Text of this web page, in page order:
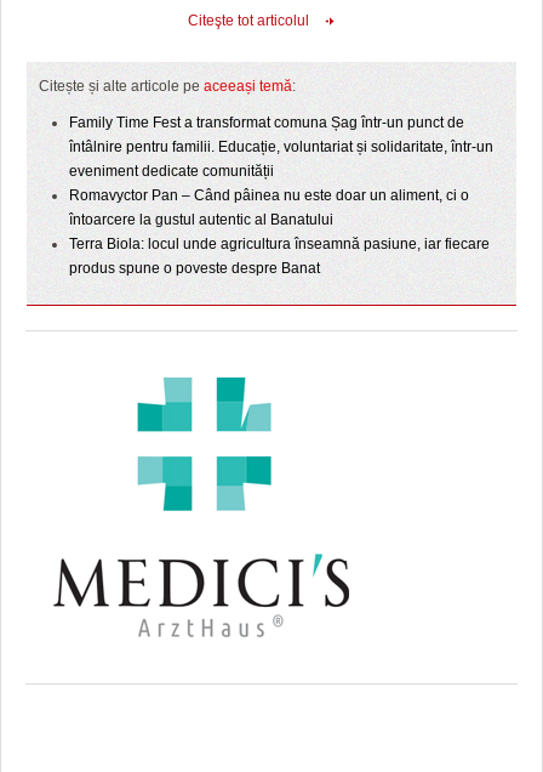
Citeşte tot articolul
Citește și alte articole pe aceeași temă:
Family Time Fest a transformat comuna Șag într-un punct de
întâlnire pentru familii. Educație, voluntariat și solidaritate, într-un
eveniment dedicate comunității
Romavyctor Pan – Când pâinea nu este doar un aliment, ci o
întoarcere la gustul autentic al Banatului
Terra Biola: locul unde agricultura înseamnă pasiune, iar fiecare
produs spune o poveste despre Banat